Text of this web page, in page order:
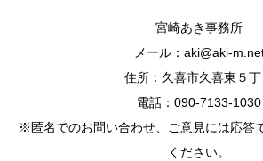
宮崎あき事務所
メール：aki@aki-
住所：久喜市久喜東５丁
電話：090-7133-1030
※匿名でのお問い合わせ、ご意見には応答
ください。